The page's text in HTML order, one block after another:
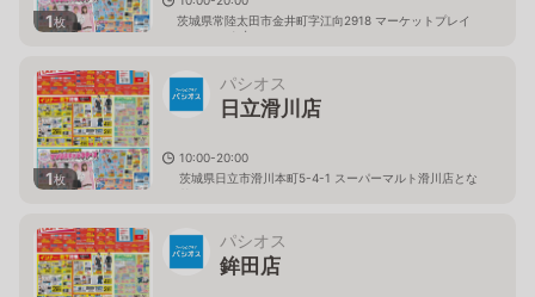
1枚
茨城県常陸太田市金井町字江向2918 マーケットプレイ
ス フェスタ内
1枚
パシオス
日立滑川店
10:00-20:00
茨城県日立市滑川本町5-4-1 スーパーマルト滑川店とな
パシオス
鉾田店